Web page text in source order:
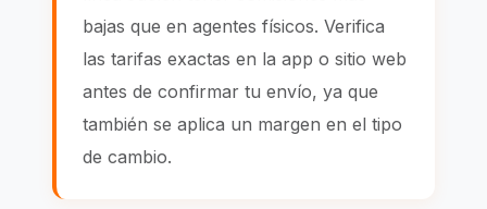
bajas que en agentes físicos. Verifica
las tarifas exactas en la app o sitio web
antes de confirmar tu envío, ya que
también se aplica un margen en el tipo
de cambio.